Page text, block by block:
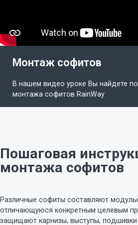
Монтаж софитов
В нашем видео уроке Вы найдете
монтажа софитов RainWay
Пошаговая
монтажа софитов
Различные софиты составляют
отличающуюся конкретным целевым
защищают карнизы, выступы, подшивки